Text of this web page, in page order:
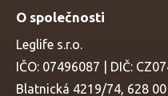
O společnosti
Leglife s.r.o.
IČO: 07496087 | DIČ:
Blatnická 4219/74, 628